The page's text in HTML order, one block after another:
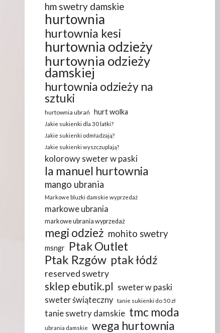
hm swetry damskie
hurtownia
hurtownia kesi
hurtownia odzieży
hurtownia odzieży
damskiej
hurtownia odzieży na
sztuki
hurtownia ubrań hurt wolka
Jakie sukienki dla 30 latki?
Jakie sukienki odmładzają?
Jakie sukienki wyszczuplają?
kolorowy sweter w paski
la manuel hurtownia
mango ubrania
Markowe bluzki damskie wyprzedaż
markowe ubrania
markowe ubrania wyprzedaż
megi odzież mohito swetry
msngr Ptak Outlet
Ptak Rzgów ptak łódź
reserved swetry
sklep ebutik.pl sweter w paski
sweter świąteczny
tanie sukienki do 50 zł
tanie swetry damskie tmc moda
ubrania damskie wega hurtownia